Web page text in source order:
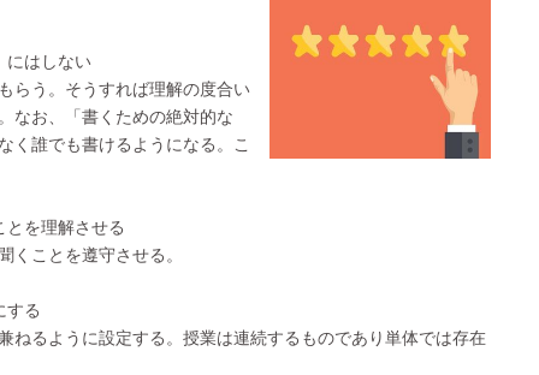
はしない
らう。そうすれば理解の度合い
なお、「書くための絶対的な
く誰でも書けるようになる。こ
を理解させる
くことを遵守させる。
る
ねるように設定する。授業は連続するものであり単体では存在